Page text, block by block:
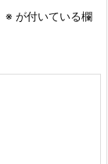
※ が付いている欄